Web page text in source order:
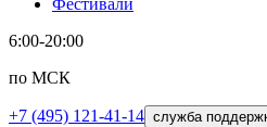
Фестивали
6:00-20:00
по МСК
+7 (495) 121-41-14 служба